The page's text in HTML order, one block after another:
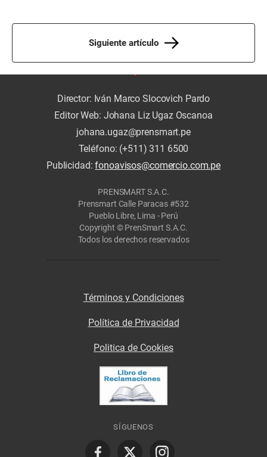
Siguiente artículo
Director: Iván Marco Slocovich Pardo
Editor Web: Johana Liz Ugaz Oscanoa
johana.ugaz@prensmart.pe
Teléfono: (+511) 311 6500
Publicidad:fonoavisos@comercio.com.pe
PRENSMART S.A.C.
Prensmart Calle Paracas #532
Pueblo Libre, Lima - Perú
Copyright © PrenSmart S.A.C.
Todos los derechos reservados
Términos y Condiciones
Política de Privacidad
Politica de Cookies
SÍGUENOS